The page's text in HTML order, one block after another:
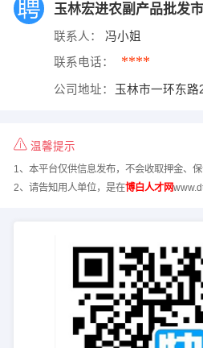
玉林宏进农副产品批发
联系人： 冯小姐
联系电话： ****
公司地址： 玉林市一环东路
温馨提示
1、本平台仅供信息发布，不会收取押金、保
2、请告知用人单位，是在博白人才网